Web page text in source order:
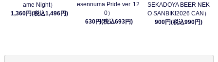
ame Night）
1,360円(税込1,496円)
esennuma Pride ver. 12.
0）
630円(税込693円)
SEKADOYA BEER NEK
O SANBIKI2026 CAN）
900円(税込990円)